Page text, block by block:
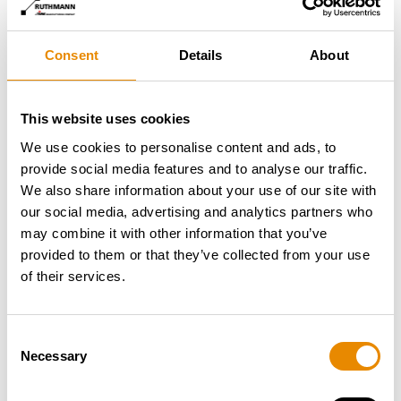
Consent Details About
This website uses cookies
We use cookies to personalise content and ads, to
provide social media features and to analyse our traffic.
We also share information about your use of our site with
our social media, advertising and analytics partners who
may combine it with other information that you’ve
provided to them or that they’ve collected from your use
of their services.
Selection
Necessary
Montage des Steigers auf das Trägerfahrzeug. Die
diesem Moment durfte Jörg Wörle selbst Hand
anlegen und den entscheidenden Bolzen einschlagen.
Torte nicht. Jörg und Felix Wörle habe diese
gemeinsam angeschnitten und gemeinsam mit dem
Ruthmann-Team gefeiert.
EIN UNIKAT: SPALIER,
SIGNATUREN UND EIN
GEBURTSTAGSWUNSCH